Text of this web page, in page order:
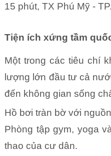
15 phút, TX Phú Mỹ -
Tiện ích xứng tầm
Một trong các tiêu chí
lượng lớn đầu tư cả
đến không gian sống
Hồ bơi tràn bờ với
Phòng tập gym, yoga
thao của cư dân.